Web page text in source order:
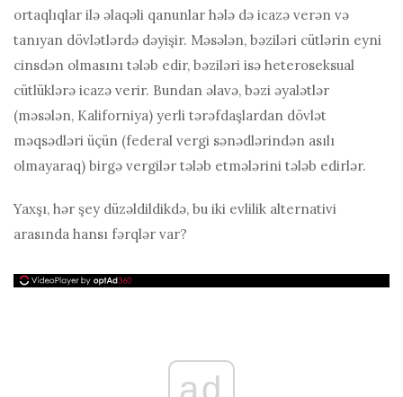
ortaqlıqlar ilə əlaqəli qanunlar hələ də icazə verən və
tanıyan dövlətlərdə dəyişir. Məsələn, bəziləri cütlərin eyni
cinsdən olmasını tələb edir, bəziləri isə heteroseksual
cütlüklərə icazə verir. Bundan əlavə, bəzi əyalətlər
(məsələn, Kaliforniya) yerli tərəfdaşlardan dövlət
məqsədləri üçün (federal vergi sənədlərindən asılı
olmayaraq) birgə vergilər tələb etmələrini tələb edirlər.
Yaxşı, hər şey düzəldildikdə, bu iki evlilik alternativi
arasında hansı fərqlər var?
ad